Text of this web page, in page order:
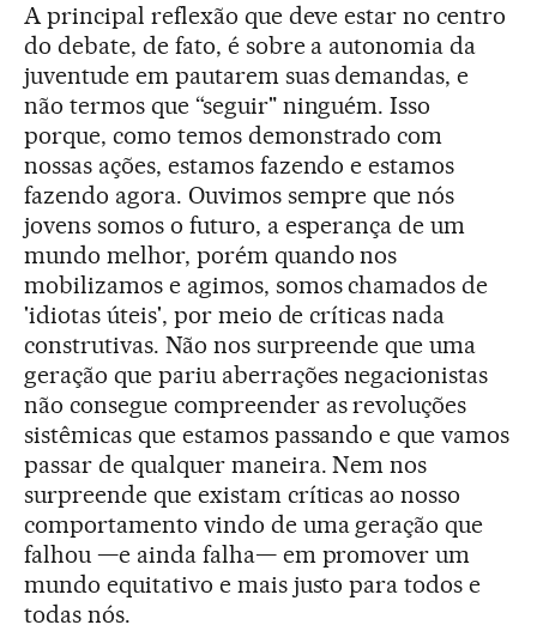
A principal reflexão que deve estar no centro
do debate, de fato, é sobre a autonomia da
juventude em pautarem suas demandas, e
não termos que “seguir" ninguém. Isso
porque, como temos demonstrado com
nossas ações, estamos fazendo e estamos
fazendo agora. Ouvimos sempre que nós
jovens somos o futuro, a esperança de um
mundo melhor, porém quando nos
mobilizamos e agimos, somos chamados de
'idiotas úteis', por meio de críticas nada
construtivas. Não nos surpreende que uma
geração que pariu aberrações negacionistas
não consegue compreender as revoluções
sistêmicas que estamos passando e que vamos
passar de qualquer maneira. Nem nos
surpreende que existam críticas ao nosso
comportamento vindo de uma geração que
falhou —e ainda falha— em promover um
mundo equitativo e mais justo para todos e
todas nós.